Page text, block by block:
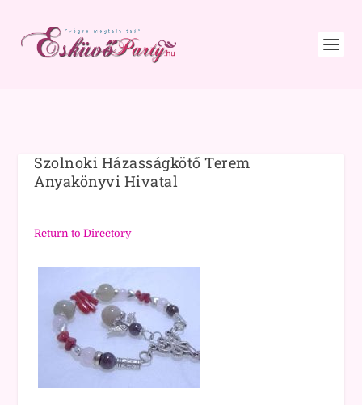
Szolnoki Házasságkötő Terem
Anyakönyvi Hivatal
Return to Directory